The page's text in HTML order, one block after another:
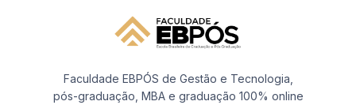
Faculdade EBPÓS de Gestão e Tecnologia,
pós-graduação, MBA e graduação 100% online